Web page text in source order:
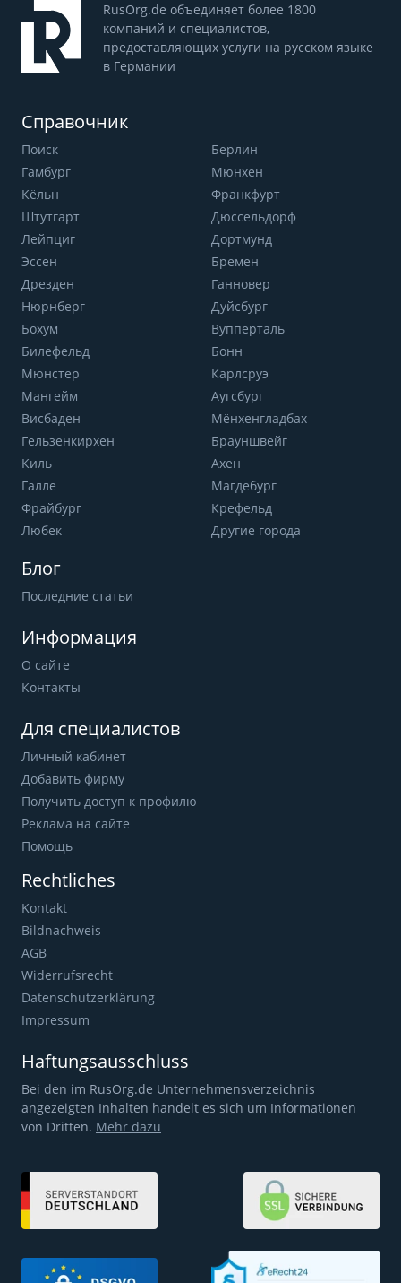
RusOrg.de объединяет более 1800
компаний и специалистов,
предоставляющих услуги на русском языке
в Германии
Справочник
Поиск
Берлин
Гамбург
Мюнхен
Кёльн
Франкфурт
Штутгарт
Дюссельдорф
Лейпциг
Дортмунд
Эссен
Бремен
Дрезден
Ганновер
Нюрнберг
Дуйсбург
Бохум
Вупперталь
Билефельд
Бонн
Мюнстер
Карлсруэ
Мангейм
Аугсбург
Висбаден
Мёнхенгладбах
Гельзенкирхен
Брауншвейг
Киль
Ахен
Галле
Магдебург
Фрайбург
Крефельд
Любек
Другие города
Блог
Последние статьи
Информация
О сайте
Контакты
Для специалистов
Личный кабинет
Добавить фирму
Получить доступ к профилю
Реклама на сайте
Помощь
Rechtliches
Kontakt
Bildnachweis
AGB
Widerrufsrecht
Datenschutzerklärung
Impressum
Haftungsausschluss
Bei den im RusOrg.de Unternehmensverzeichnis
angezeigten Inhalten handelt es sich um Informationen
von Dritten. Mehr dazu